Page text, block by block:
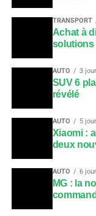
TRANSPORT
Achat à
solutions
AUTO 3
SUV 6
révélé
AUTO 5
Xiaomi :
deux
AUTO 6
MG : la